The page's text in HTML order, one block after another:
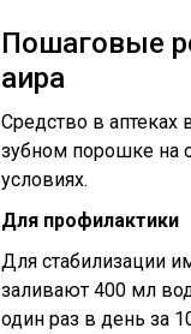
Пошаговые
аира
Средство в аптеках
зубном порошке на
условиях.
Для профилактики
Для стабилизации
заливают 400 мл
один раз в день за